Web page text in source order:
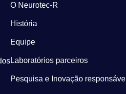
O Neurotec-R
História
Equipe
Laboratórios parceiros
Pesquisa e Inovação responsável